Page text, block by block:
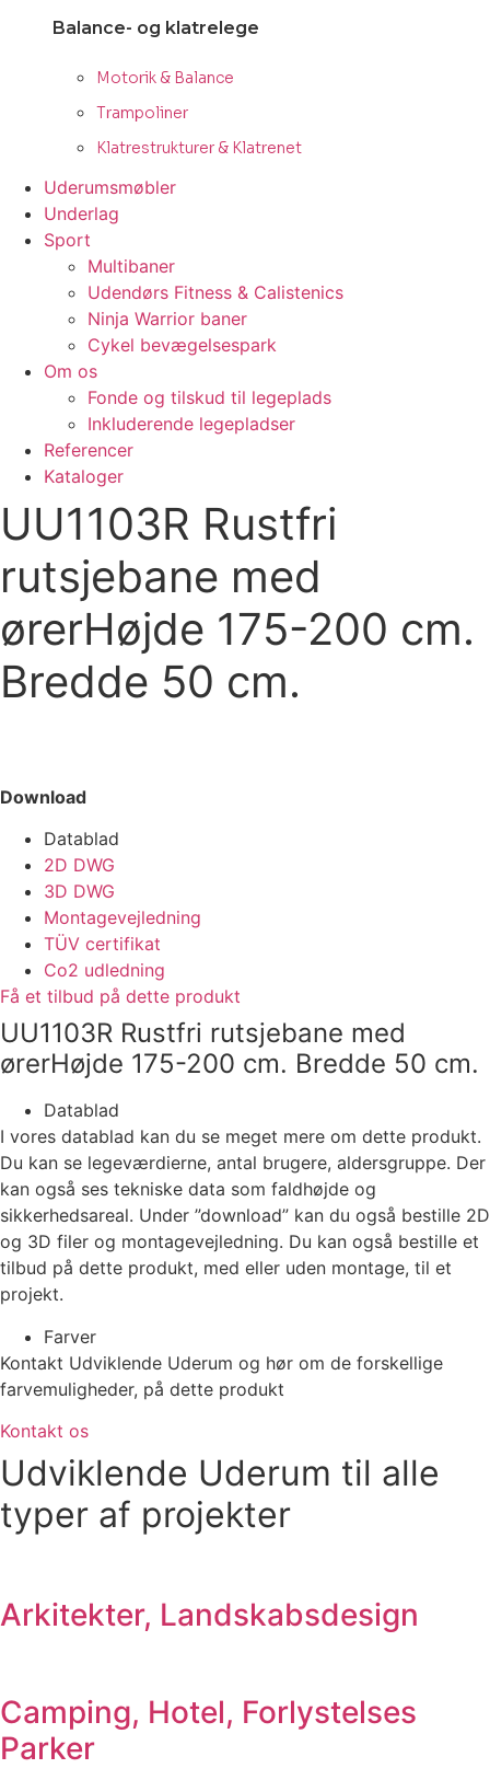
Balance- og klatrelege
Motorik & Balance
Trampoliner
Klatrestrukturer & Klatrenet
Uderumsmøbler
Underlag
Sport
Multibaner
Udendørs Fitness & Calistenics
Ninja Warrior baner
Cykel bevægelsespark
Om os
Fonde og tilskud til legeplads
Inkluderende legepladser
Referencer
Kataloger
UU1103R Rustfri
rutsjebane med
ørerHøjde 175-200 cm.
Bredde 50 cm.
Download
Datablad
2D DWG
3D DWG
Montagevejledning
TÜV certifikat
Co2 udledning
Få et tilbud på dette produkt
UU1103R Rustfri rutsjebane med
ørerHøjde 175-200 cm. Bredde 50 cm.
Datablad
I vores datablad kan du se meget mere om dette produkt.
Du kan se legeværdierne, antal brugere, aldersgruppe. Der
kan også ses tekniske data som faldhøjde og
sikkerhedsareal. Under ”download” kan du også bestille 2D
og 3D filer og montagevejledning. Du kan også bestille et
tilbud på dette produkt, med eller uden montage, til et
projekt.
Farver
Kontakt Udviklende Uderum og hør om de forskellige
farvemuligheder, på dette produkt
Kontakt os
Udviklende Uderum til alle
typer af projekter
Arkitekter, Landskabsdesign
Camping, Hotel, Forlystelses
Parker